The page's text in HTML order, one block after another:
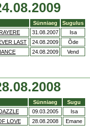
Sünniaeg
Sugulus
31.08.2007
Isa
LAST 24.08.2009
Õde
24.08.2009 Vend
Sünniaeg
Sugu
09.03.2005
Isa
LOVE 28.08.2008 Emane